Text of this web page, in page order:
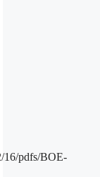
16/pdfs/BOE-